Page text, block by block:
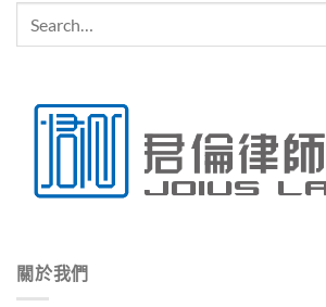
關於我們